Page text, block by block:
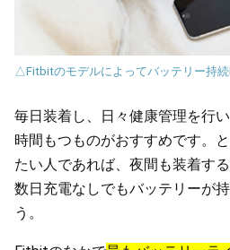
△Fitbitのモデルによってバッテリー持
毎日装着し、日々健康管理を行
時間もつものがおすすめです。
たい人であれば、夜間も装着す
数日充電なしでもバッテリーが
う。